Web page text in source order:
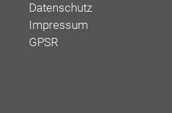
Datenschutz
Impressum
GPSR